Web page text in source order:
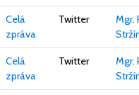
Celá
zpráva
Twitter
Mgr.
Celá
zpráva
Twitter
Mgr.